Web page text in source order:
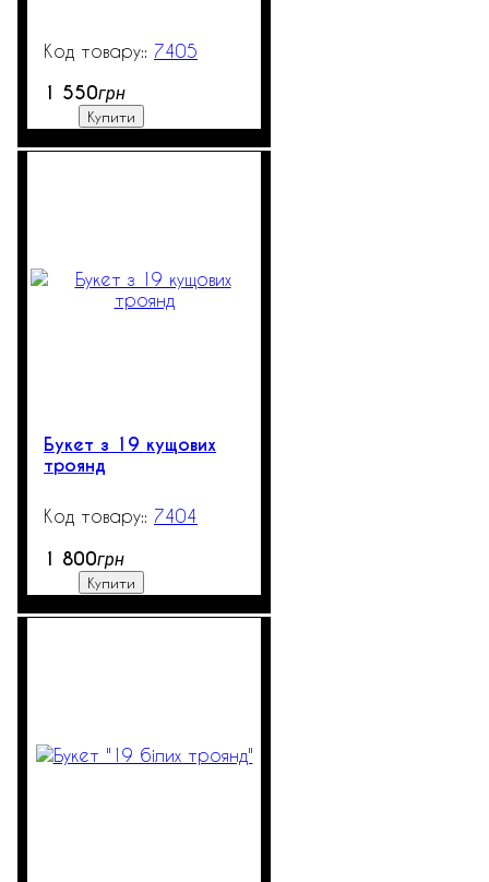
7405
1 550грн
Купити
Букет з 19 кущових
троянд
7404
1 800грн
Купити